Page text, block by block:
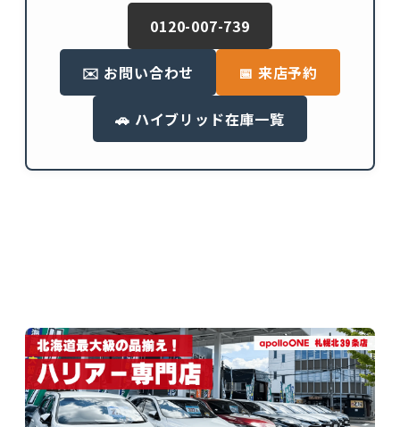
0120-007-739
✉️ お問い合わせ 📅 来店予約
🚗 ハイブリッド在庫一覧